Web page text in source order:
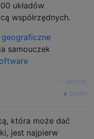
układów
współrzędnych.
geograficzne
samouczek
whyzar
źródło
która może dać
jest najpierw